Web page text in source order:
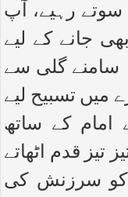
سوتے رہیے، آپ
جانے کے لیے
سامنے گلی سے
میں تسبیح لیے
امام کے ساتھ
تیز قدم اٹھاتے
کو سرزنش کی